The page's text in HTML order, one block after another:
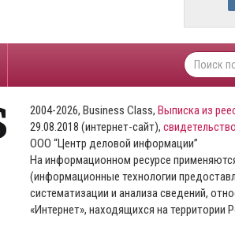
2004-2026, Business Class, Выписка из
29.08.2018 (интернет-сайт),
ООО “Центр деловой информации”
На информационном ресурсе
(информационные технологии
систематизации и анализа сведений,
«Интернет», находящихся на территории